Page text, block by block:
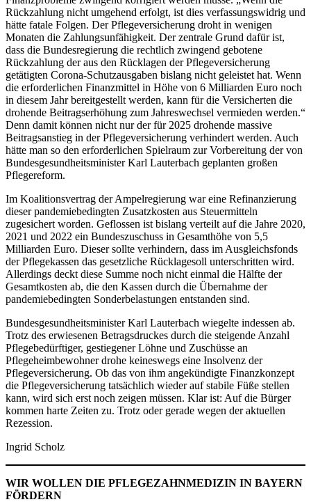
Rückzahlung nicht umgehend erfolgt, ist dies verfassungswidrig und
hätte fatale Folgen. Der Pflegeversicherung droht in wenigen
Monaten die Zahlungsunfähigkeit. Der zentrale Grund dafür ist,
dass die Bundesregierung die rechtlich zwingend gebotene
Rückzahlung der aus den Rücklagen der Pflegeversicherung
getätigten Corona-Schutzausgaben bislang nicht geleistet hat. Wenn
die erforderlichen Finanzmittel in Höhe von 6 Milliarden Euro noch
in diesem Jahr bereitgestellt werden, kann für die Versicherten die
drohende Beitragserhöhung zum Jahreswechsel vermieden werden.“
Denn damit können nicht nur der für 2025 drohende massive
Beitragsanstieg in der Pflegeversicherung verhindert werden. Auch
hätte man so den erforderlichen Spielraum zur Vorbereitung der von
Bundesgesundheitsminister Karl Lauterbach geplanten großen
Pflegereform.
Im Koalitionsvertrag der Ampelregierung war eine Refinanzierung
dieser pandemiebedingten Zusatzkosten aus Steuermitteln
zugesichert worden. Geflossen ist bislang verteilt auf die Jahre 2020,
2021 und 2022 ein Bundeszuschuss in Gesamthöhe von 5,5
Milliarden Euro. Dieser sollte verhindern, dass im Ausgleichsfonds
der Pflegekassen das gesetzliche Rücklagesoll unterschritten wird.
Allerdings deckt diese Summe noch nicht einmal die Hälfte der
Gesamtkosten ab, die den Kassen durch die Übernahme der
pandemiebedingten Sonderbelastungen entstanden sind.
Bundesgesundheitsminister Karl Lauterbach wiegelte indessen ab.
Trotz des erwiesenen Betragsdruckes durch die steigende Anzahl
Pflegebedürftiger, gestiegener Löhne und Zuschüsse an
Pflegeheimbewohner drohe keineswegs eine Insolvenz der
Pflegeversicherung. Ob das von ihm angekündigte Finanzkonzept
die Pflegeversicherung tatsächlich wieder auf stabile Füße stellen
kann, wird sich erst noch zeigen müssen. Klar ist: Auf die Bürger
kommen harte Zeiten zu. Trotz oder gerade wegen der aktuellen
Rezession.
Ingrid Scholz
WIR WOLLEN DIE PFLEGEZAHNMEDIZIN IN BAYERN
FÖRDERN